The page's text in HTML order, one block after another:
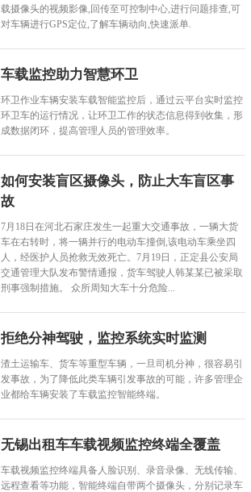
载摄像头的视频影像,回传至可控制中心,进行问题排查,可
对车辆进行GPS定位,了解车辆动向,快速派单.
车载监控助力智慧环卫
环卫作业车辆安装车载智能监控后，通过云平台实时监控
环卫车的运行情况，让环卫工作的状态信息得到收集，形
成数据闭环，提高管理人员的管理效率。
如何安装盲区摄像头，防止大车盲区事
故
7月18日在河北石家庄发生一起重大交通事故，一辆大货
车在右转时，将一辆并行的电动车撞倒,该电动车乘坐四
人，经医护人员抢救无效死亡。7月19日，正定县公安局
交通管理大队发布警情通报，货车驾驶人韩某某已被采取
刑事强制措施。 众所周知大车十分危险...
拒绝分神驾驶，监控系统实时监测
渣土运输车、货车等重型车辆，一旦司机分神，很容易引
发事故，为了降低此类车辆引发事故的可能，许多管理企
业都给车辆安装了车载监控智能终端。
无锡出租车车载视频监控终端全覆盖
车载视频监控终端具备人脸识别、录音录像、无线传输、
远程查看等功能，智能终端自带两个摄像头，分别记录车